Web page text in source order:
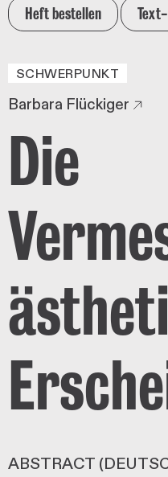
Heft bestellen Text-
SCHWERPUNKT
Barbara Flückiger
Die
ABSTRACT